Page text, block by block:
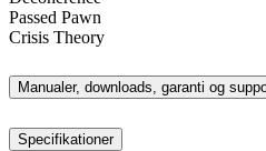
Passed Pawn
Crisis Theory
Manualer, downloads, garanti og
Specifikationer